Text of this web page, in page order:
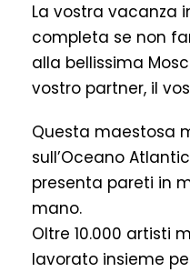
La vostra vacanza
completa se non
alla bellissima
vostro partner, il
Questa maestosa
sull’Oceano
presenta pareti in
mano.
Oltre 10.000 artisti
lavorato insieme